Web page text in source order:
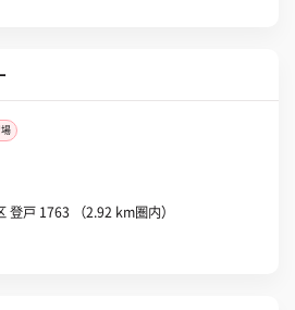
登戸 1763 （2.92 km圏内）